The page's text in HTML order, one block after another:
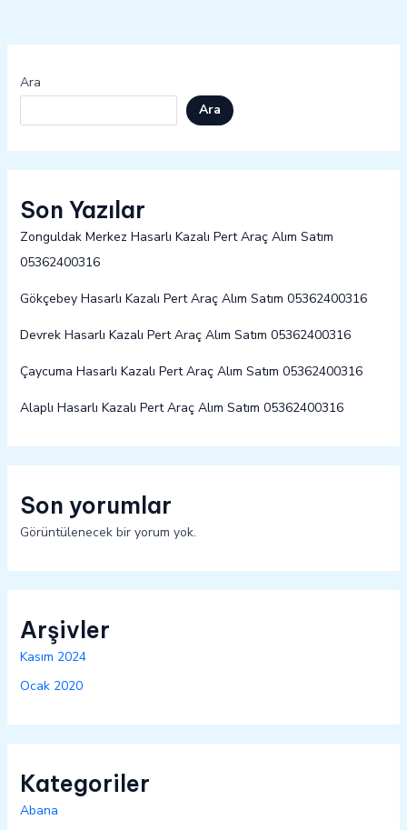
Ara
Ara
Son Yazılar
Zonguldak Merkez Hasarlı Kazalı Pert Araç Alım Satım
05362400316
Gökçebey Hasarlı Kazalı Pert Araç Alım Satım 05362400316
Devrek Hasarlı Kazalı Pert Araç Alım Satım 05362400316
Çaycuma Hasarlı Kazalı Pert Araç Alım Satım 05362400316
Alaplı Hasarlı Kazalı Pert Araç Alım Satım 05362400316
Son yorumlar
Görüntülenecek bir yorum yok.
Arşivler
Kasım 2024
Ocak 2020
Kategoriler
Abana